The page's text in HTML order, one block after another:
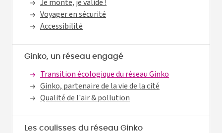
Je monte, je valide !
Voyager en sécurité
Accessibilité
Ginko, un réseau engagé
Transition écologique du réseau Ginko
Ginko, partenaire de la vie de la cité
Qualité de l'air & pollution
Les coulisses du réseau Ginko